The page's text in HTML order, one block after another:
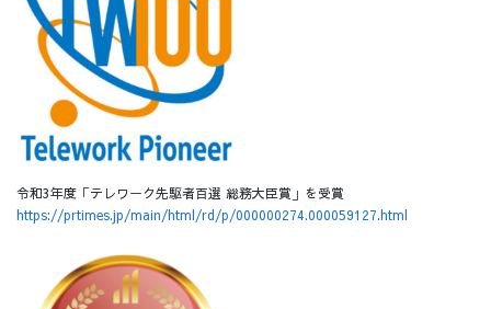
令和3年度「テレワーク先駆者百選 総務大臣賞」を受賞
https://prtimes.jp/main/html/rd/p/000000274.000059127.html